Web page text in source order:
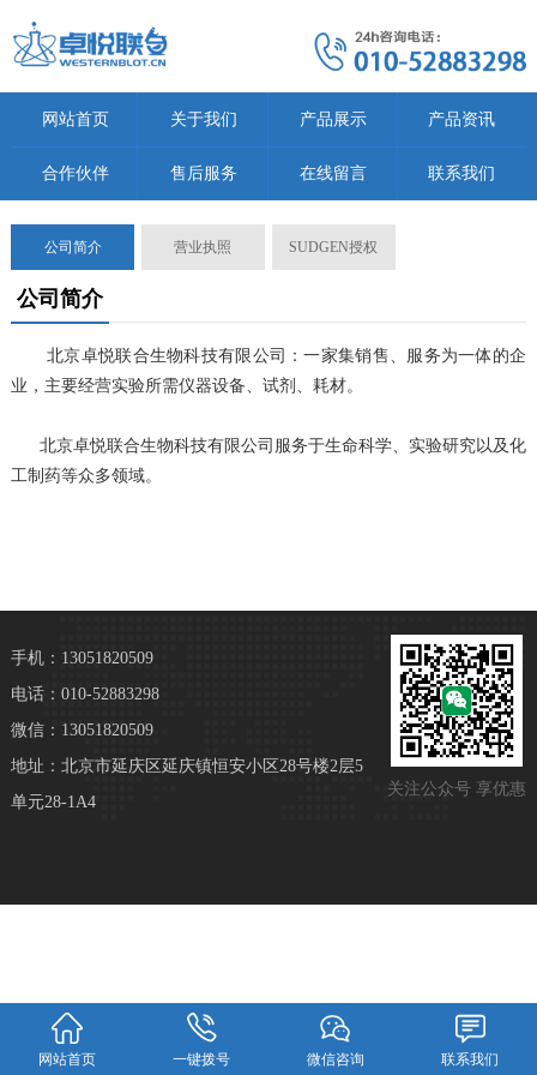
网站首页 关于我们 产品展示 产品资讯
合作伙伴 售后服务 在线留言 联系我们
公司简介 营业执照 SUDGEN授权
公司简介
北京卓悦联合生物科技有限公司：一家集销售、服务为一体的企
业， 主要经营实验所需仪器设备、试剂、耗材。
北京卓悦联合生物科技有限公司服务于生命科学、实验研究以及化
工制药等众多领域。
关注公众号 享优惠
手机：13051820509
电话：010-52883298
微信：13051820509
地址：北京市延庆区延庆镇恒安小区28号楼2层5
单元28-1A4
网站首页 一键拨号 微信咨询 联系我们